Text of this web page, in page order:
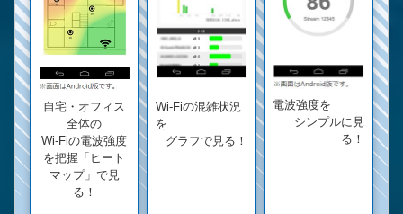
自宅・オフィス
全体の
Wi-Fiの電波強度
を把握「ヒート
マップ」で見
る！
Wi-Fiの混雑状況
を
グラフで見る！
電波強度を
シンプルに見
る！